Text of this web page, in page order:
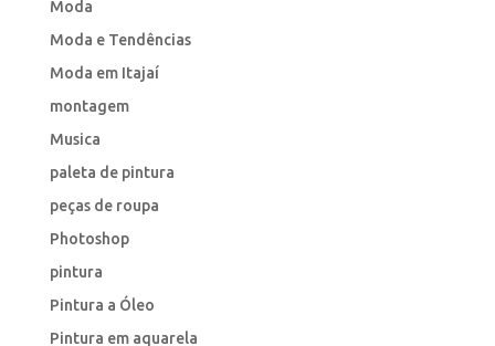
Moda
Moda e Tendências
Moda em Itajaí
montagem
Musica
paleta de pintura
peças de roupa
Photoshop
pintura
Pintura a Óleo
Pintura em aquarela